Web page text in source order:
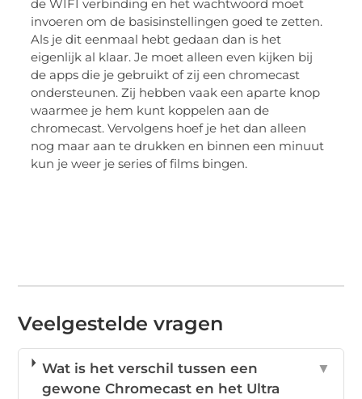
de WIFI verbinding en het wachtwoord moet
invoeren om de basisinstellingen goed te zetten.
Als je dit eenmaal hebt gedaan dan is het
eigenlijk al klaar. Je moet alleen even kijken bij
de apps die je gebruikt of zij een chromecast
ondersteunen. Zij hebben vaak een aparte knop
waarmee je hem kunt koppelen aan de
chromecast. Vervolgens hoef je het dan alleen
nog maar aan te drukken en binnen een minuut
kun je weer je series of films bingen.
Veelgestelde vragen
Wat is het verschil tussen een
gewone Chromecast en het Ultra
▼